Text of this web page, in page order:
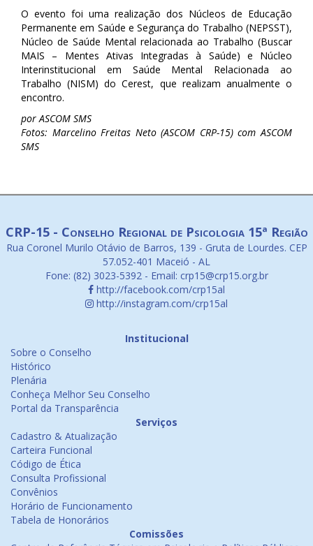
O evento foi uma realização dos Núcleos de Educação
Permanente em Saúde e Segurança do Trabalho (NEPSST),
Núcleo de Saúde Mental relacionada ao Trabalho (Buscar
MAIS – Mentes Ativas Integradas à Saúde) e Núcleo
Interinstitucional em Saúde Mental Relacionada ao
Trabalho (NISM) do Cerest, que realizam anualmente o
encontro.
por ASCOM SMS
Fotos: Marcelino Freitas Neto (ASCOM CRP-15) com ASCOM
SMS
CRP-15 - Conselho Regional de Psicologia 15ª Região
Rua Coronel Murilo Otávio de Barros, 139 - Gruta de Lourdes. CEP
57.052-401 Maceió - AL
Fone: (82) 3023-5392 - Email: crp15@crp15.org.br
http://facebook.com/crp15al
http://instagram.com/crp15al
Institucional
Sobre o Conselho
Histórico
Plenária
Conheça Melhor Seu Conselho
Portal da Transparência
Serviços
Cadastro & Atualização
Carteira Funcional
Código de Ética
Consulta Profissional
Convênios
Horário de Funcionamento
Tabela de Honorários
Comissões